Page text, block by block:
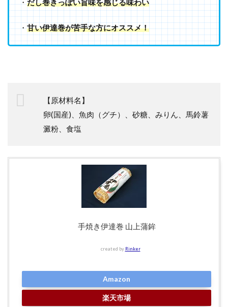
・だし巻きっぽい旨味を感じる味わい
・甘い伊達巻が苦手な方にオススメ！
【原材料名】
卵(国産)、魚肉（グチ）、砂糖、みりん、馬鈴薯
澱粉、食塩
手焼き伊達巻 山上蒲鉾
created by Rinker
Amazon
楽天市場